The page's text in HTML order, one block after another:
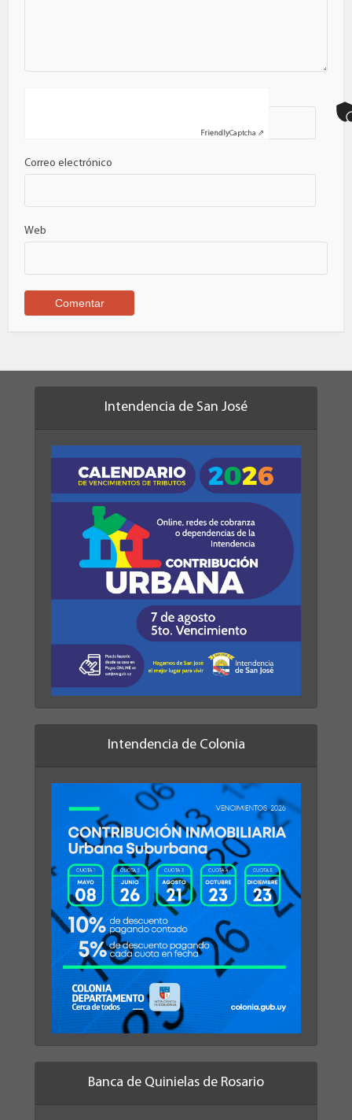
Correo electrónico
Web
FriendlyCaptcha ⇗
Intendencia de San José
Intendencia de Colonia
Banca de Quinielas de Rosario